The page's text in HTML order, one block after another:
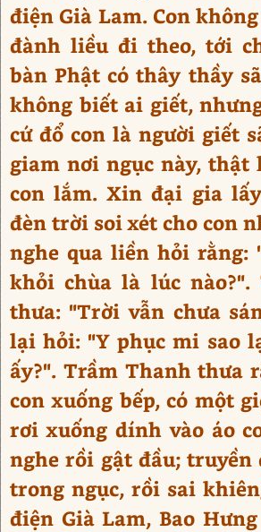
điện Già Lam. Con
đành liều đi theo, tới
bàn Phật có thây thầy
không biết ai giết,
cứ đổ con là người giết
giam nơi ngục này, thật
con lắm. Xin đại gia
đèn trời soi xét cho con
nghe qua liền hỏi rằng:
khỏi chùa là lúc nào?".
thưa: "Trời vẫn chưa
lại hỏi: "Y phục mi sao
ấy?". Trầm Thanh thưa
con xuống bếp, có một
rơi xuống dính vào áo
nghe rồi gật đầu;
trong ngục, rồi sai
điện Già Lam, Bao